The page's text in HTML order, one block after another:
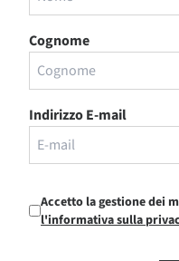
Cognome
Indirizzo E-mail
Accetto la gestione dei
l'informativa sulla